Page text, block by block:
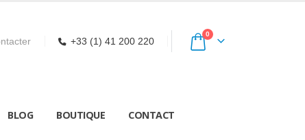
+33 (1) 41 200 220
0
BLOG BOUTIQUE CONTACT